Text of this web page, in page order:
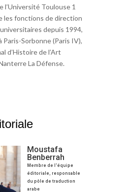
l’Université Toulouse 1
les fonctions de direction
depuis 1994,
Paris-Sorbonne (Paris IV),
d’Histoire de l’Art
La Défense.
Moustafa
Benberrah
Membre de l'équipe
éditoriale, responsable
du pôle de traduction
arabe